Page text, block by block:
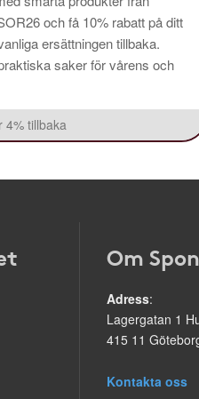
och få 10% rabatt på ditt
ersättningen tillbaka.
saker för vårens och
4% tillbaka
Om
Adress:
Lagergatan 1
415 11
Kontakta oss